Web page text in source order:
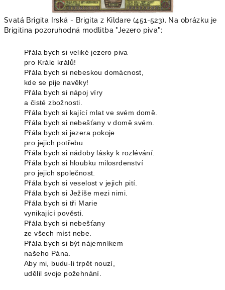
Svatá Brigita Irská - Brigita z Kildare (451-523). Na obrázku je
Brigitina pozoruhodná modlitba "Jezero piva":
Přála bych si veliké jezero piva
pro Krále králů!
Přála bych si nebeskou domácnost,
kde se pije navěky!
Přála bych si nápoj víry
a čisté zbožnosti.
Přála bych si kající mlat ve svém domě.
Přála bych si nebešťany v domě svém.
Přála bych si jezera pokoje
pro jejich potřebu.
Přála bych si nádoby lásky k rozlévání.
Přála bych si hloubku milosrdenství
pro jejich společnost.
Přála bych si veselost v jejich pití.
Přála bych si Ježíše mezi nimi.
Přála bych si tři Marie
vynikající pověsti.
Přála bych si nebešťany
ze všech míst nebe.
Přála bych si být nájemníkem
našeho Pána.
Aby mi, budu-li trpět nouzí,
udělil svoje požehnání.